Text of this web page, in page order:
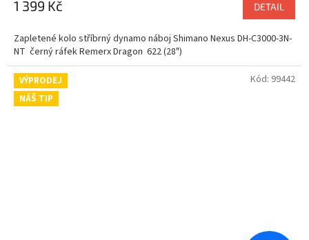
A
1 399 Kč DETAIL
Zapletené kolo stříbrný dynamo náboj Shimano Nexus DH-C3000-3N-
NT černý ráfek Remerx Dragon 622 (28")
VÝPRODEJ
NÁŠ TIP
Kód: 99442